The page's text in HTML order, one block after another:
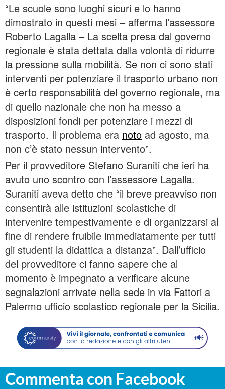
“Le scuole sono luoghi sicuri e lo hanno
dimostrato in questi mesi – afferma l’assessore
Roberto Lagalla – La scelta presa dal governo
regionale è stata dettata dalla volontà di ridurre
la pressione sulla mobilità. Se non ci sono stati
interventi per potenziare il trasporto urbano non
è certo responsabilità del governo regionale, ma
di quello nazionale che non ha messo a
disposizioni fondi per potenziare i mezzi di
trasporto. Il problema era noto ad agosto, ma
non c’è stato nessun intervento”.
Per il provveditore Stefano Suraniti che ieri ha
avuto uno scontro con l’assessore Lagalla.
Suraniti aveva detto che “il breve preavviso non
consentirà alle istituzioni scolastiche di
intervenire tempestivamente e di organizzarsi al
fine di rendere fruibile immediatamente per tutti
gli studenti la didattica a distanza”. Dall’ufficio
del provveditore ci fanno sapere che al
momento è impegnato a verificare alcune
segnalazioni arrivate nella sede in via Fattori a
Palermo ufficio scolastico regionale per la Sicilia.
Commenta con Facebook